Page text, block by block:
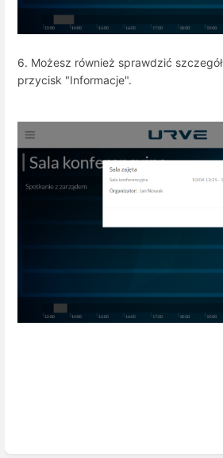
6. Możesz również sprawdzić
przycisk "Informacje".